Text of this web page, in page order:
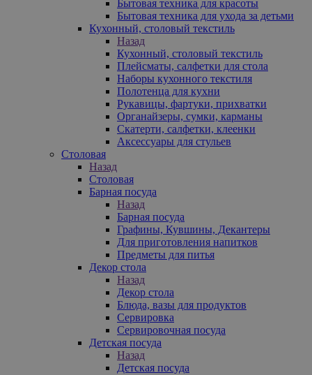
Бытовая техника для красоты
Бытовая техника для ухода за детьми
Кухонный, столовый текстиль
Назад
Кухонный, столовый текстиль
Плейсматы, салфетки для стола
Наборы кухонного текстиля
Полотенца для кухни
Рукавицы, фартуки, прихватки
Органайзеры, сумки, карманы
Скатерти, салфетки, клеенки
Аксессуары для стульев
Столовая
Назад
Столовая
Барная посуда
Назад
Барная посуда
Графины, Кувшины, Декантеры
Для приготовления напитков
Предметы для питья
Декор стола
Назад
Декор стола
Блюда, вазы для продуктов
Сервировка
Сервировочная посуда
Детская посуда
Назад
Детская посуда